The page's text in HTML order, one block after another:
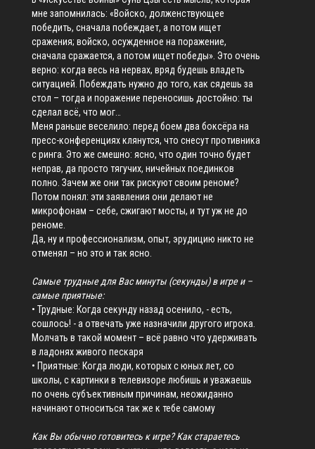
мне запомнилась: «Войско, долженствующее
победить, сначала побеждает, а потом ищет
сражения; войско, осужденное на поражение,
сначала сражается, а потом ищет победы». Это очень
верно: когда весь на нервах, вряд будешь владеть
ситуацией. Побеждать нужно до того, как сядешь за
стол – тогда и поражение переносишь достойно: ты
сделал всё, что мог…
Меня раньше веселило: перед боем два боксёра на
пресс-конференциях клянутся, что снесут противника
с ринга. Это же смешно: ясно, что один точно будет
неправ, да просто тягучих, ничейных поединков
полно. Зачем же они так рискуют своим реноме?
Потом понял: эти заявления они делают не
микрофонам – себе, сжигают мосты, и тут уж не до
реноме.
Да, ну и профессионализм, опыт, эрудицию никто не
отменял – но это и так ясно.
Самые трудные для Вас минуты (секунды) в игре и –
самые приятные:
• Трудные: Когда секунду назад осенило, - есть,
сошлось! - а отвечать уже назначили другого игрока.
Молчать в такой момент – всё равно что удерживать
в ладонях живого пескаря
• Приятные: Когда люди, которых с юных лет, со
школы, с картинки в телевизоре любишь и уважаешь
по очень субъективным причинам, неожиданно
начинают относиться так же к тебе самому
Как Вы обычно готовитесь к игре? Как стараетесь